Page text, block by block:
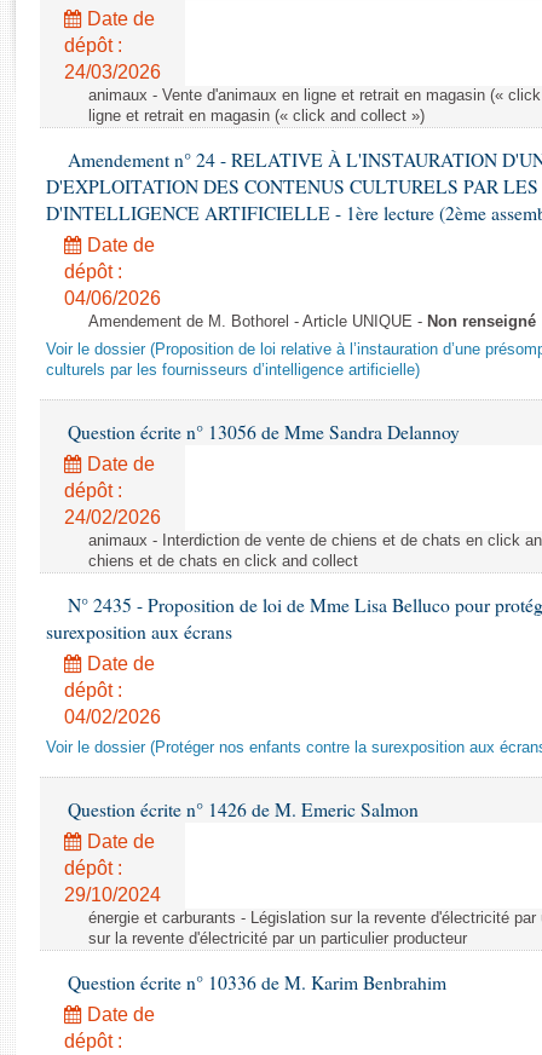
Rapports législatifs
Rapports sur l'application des lois
Baromètre de l’application des lois
Dossiers législatifs
Budget et sécurité sociale
Questions écrites et orales
Comptes rendus des débats
Date de
dépôt :
24/03/2026
animaux - Vente d'animaux en ligne et retrait en magasin («
ligne et retrait en magasin (« click and collect »)
Amendement n° 24 - RELATIVE À L'INSTAURATION
D'EXPLOITATION DES CONTENUS CULTURELS PAR LES
D'INTELLIGENCE ARTIFICIELLE - 1ère lecture (2ème
Date de
dépôt :
04/06/2026
Amendement de M. Bothorel - Article UNIQUE - Non renseigné
Voir le dossier (Proposition de loi relative à l’instauration d’une
culturels par les fournisseurs d’intelligence artificielle)
Question écrite n° 13056 de Mme Sandra Delannoy
Date de
dépôt :
24/02/2026
animaux - Interdiction de vente de chiens et de chats en click
chiens et de chats en click and collect
N° 2435 - Proposition de loi de Mme Lisa Belluco pour
surexposition aux écrans
Date de
dépôt :
04/02/2026
Voir le dossier (Protéger nos enfants contre la surexposition aux
Question écrite n° 1426 de M. Emeric Salmon
Date de
dépôt :
29/10/2024
énergie et carburants - Législation sur la revente d'électricité
sur la revente d'électricité par un particulier producteur
Question écrite n° 10336 de M. Karim Benbrahim
Date de
dépôt :